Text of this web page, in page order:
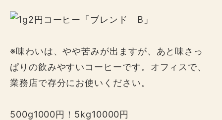
※味わいは、やや苦みが出ますが、あと味さっ
ぱりの飲みやすいコーヒーです。オフィスで、
業務店で存分にお使いください。
500g1000円！5kg10000円